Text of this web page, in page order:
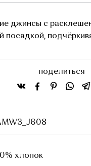
джинсы с
посадкой,
поделиться
хлопок